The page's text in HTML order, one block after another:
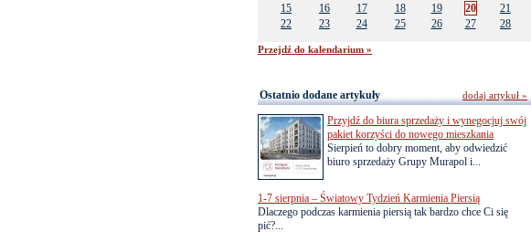
15
16 17 18 19 20
21
22
23 24 25 26 27 28
Przejdź do kalendarium »
Ostatnio dodane artykuły
Przyjdź do biura sprzedaży i wynegocjuj swój
pakiet korzyści do nowego mieszkania
Sierpień to dobry moment, aby odwiedzić
biuro sprzedaży Grupy Murapol i...
1-7 sierpnia – Światowy Tydzień Karmienia Piersią
Dlaczego podczas karmienia piersią tak bardzo chce Ci się
pić?...
dodaj artykuł »